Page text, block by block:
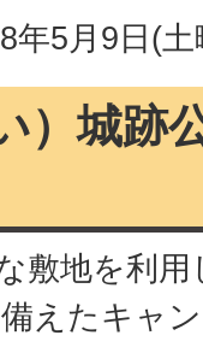
年5月9日(
）城跡
敷地を利
えたキャ